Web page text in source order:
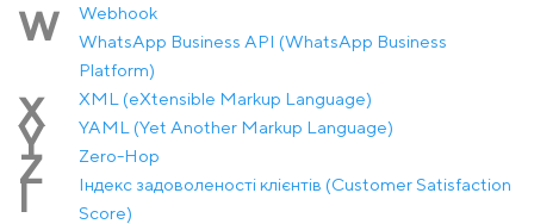
W
Webhook
WhatsApp Business API (WhatsApp Business
Platform)
X XML (eXtensible Markup Language)
Y YAML (Yet Another Markup Language)
Z Zero-Hop
І
Індекс задоволеності клієнтів (Customer Satisfaction
Score)